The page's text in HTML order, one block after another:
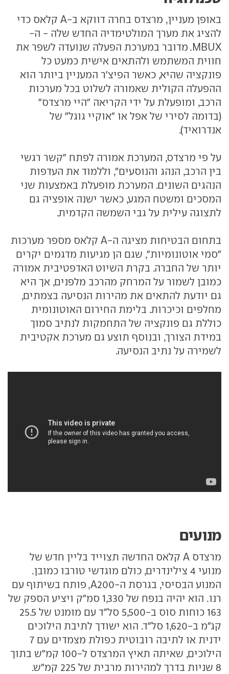
באופן מעניין, מרצדס בחרה דווקא ב-A קלאס כדי
להציג את מערך המולטימדיה החדש שלה - ה-
MBUX. מדובר במערכת הפעלה שנועדה לשפר את
חווית המשתמש ולהתאים אישית כמעט כל
פונקציה שהיא, כאשר הפיצ'ר המעניין ביותר הוא
ההפעלה הקולית שאמורה לשלוט בכל מערכות
הרכב, ומופעלת על ידי הקריאה "היי מרצדס"
(בדומה לסירי של אפל או "אוקיי גוגל" של
אנדרואיד).
על פי מרצדס, המערכת אמורה לפתח "קשר רגשי
בין הרכב, הנהג והנוסעים", וללמוד את העדפות
הנהגים השונים. המערכת מופעלת באמצעות שני
המסכים ומשטח המגע, כאשר ישנה אופציה גם
לתצוגה עילית על גבי השמשה הקדמית.
בתחום הבטיחות מציגה ה-A קלאס מספר מערכות
"סמי אוטונומיות", שגם הן מגיעות מדגמים יקרים
יותר של החברה. בקרת השיוט האדפטיבית אמורה
כמובן לשמור על המרחק מהרכב מלפנים, אך היא
גם יודעת להתאים את מהירות הנסיעה בצמתים,
מחלפים וכיכרות. בלימת החירום האוטונומית
כוללת גם פונקציה של התחמקות לנתיב סמוך
במידת הצורך, ובנוסף תוצע גם מערכת אקטיבית
לשמירה על נתיב הנסיעה.
מנועים
מרצדס A קלאס החדשה תצוייד בליין חדש של
מנועי 4 צילינדרים, כולם מוגדשי טורבו כמובן.
המנוע הבסיסי, בגרסת ה-A200, פותח בשיתוף עם
רנו. הוא יהיה בנפח של 1,330 סמ"ק ויציע הספק של
163 כוחות סוס ב-5,500 סל"ד עם מומנט של 25.5
קג"מ ב-1,620 סל"ד. הוא ישודך לתיבת הילוכים
ידנית או לתיבה רובוטית כפולת מצמדים עם 7
הילוכים, שאיתה תאיץ המרצדס ל-100 קמ"ש בתוך
8 שניות בדרך למהירות מרבית של 225 קמ"ש.